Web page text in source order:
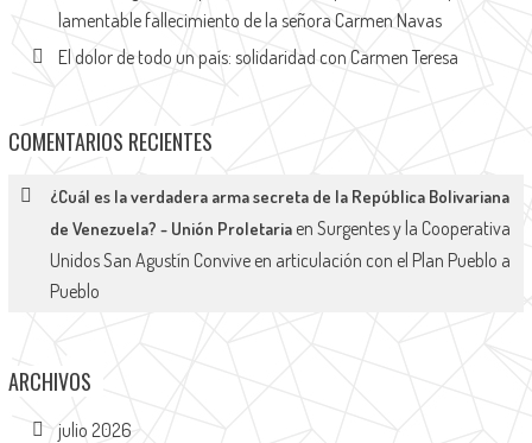
lamentable fallecimiento de la señora Carmen Navas
El dolor de todo un país: solidaridad con Carmen Teresa
COMENTARIOS RECIENTES
¿Cuál es la verdadera arma secreta de la República Bolivariana
de Venezuela? - Unión Proletariaen Surgentes y la Cooperativa
Unidos San Agustín Convive en articulación con el Plan Pueblo a
Pueblo
ARCHIVOS
julio 2026